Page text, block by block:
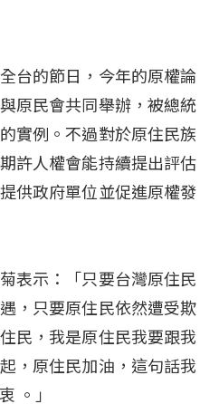
台的節日，今年的原權論
原民會共同舉辦，被總統
實例。不過對於原住民族
許人權會能持續提出評估
供政府單位並促進原權發
表示：「只要台灣原住民
，只要原住民依然遭受欺
民，我是原住民我要跟我
，原住民加油，這句話我
。」